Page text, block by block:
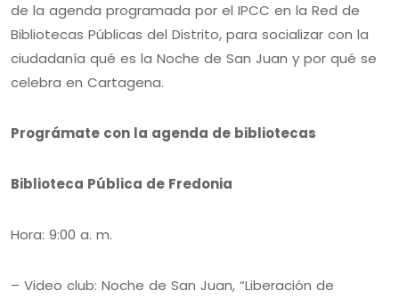
de la agenda programada por el IPCC en la Red de
Bibliotecas Públicas del Distrito, para socializar con la
ciudadanía qué es la Noche de San Juan y por qué se
celebra en Cartagena.
Prográmate con la agenda de bibliotecas
Biblioteca Pública de Fredonia
Hora: 9:00 a. m.
– Video club: Noche de San Juan, “Liberación de